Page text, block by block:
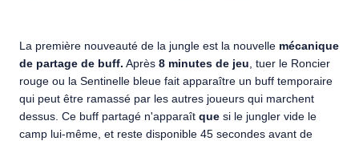
La première nouveauté de la jungle est la nouvelle mécanique
de partage de buff. Après 8 minutes de jeu , tuer le Roncier
rouge ou la Sentinelle bleue fait apparaître un buff temporaire
qui peut être ramassé par les autres joueurs qui marchent
dessus. Ce buff partagé n'apparaît que si le jungler vide le
camp lui-même, et reste disponible 45 secondes avant de